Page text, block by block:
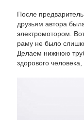
После
друзьям автора
электромотором.
раму не было
Делаем нижнюю
здорового человека,